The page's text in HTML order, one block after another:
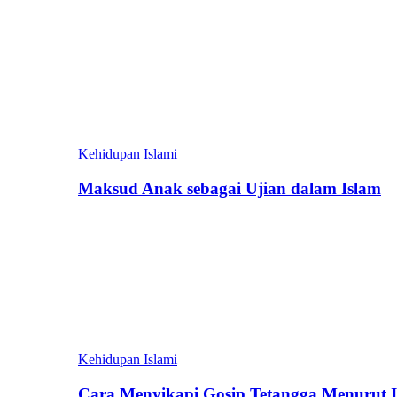
Kehidupan Islami
Maksud Anak sebagai Ujian dalam Islam
Kehidupan Islami